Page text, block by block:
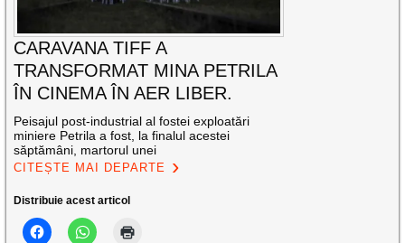
CARAVANA TIFF A
TRANSFORMAT MINA PETRILA
ÎN CINEMA ÎN AER LIBER.
Peisajul post-industrial al fostei exploatări
miniere Petrila a fost, la finalul acestei
săptămâni, martorul unei
CITEȘTE MAI DEPARTE
Distribuie acest articol